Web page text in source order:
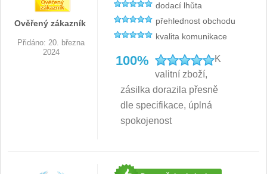
Ověřený zákazník
Přidáno: 20. března
2024
dodací lhůta
přehlednost obchodu
kvalita komunikace
100%
K
valitní zboží,
zásilka dorazila přesně
dle specifikace, úplná
spokojenost